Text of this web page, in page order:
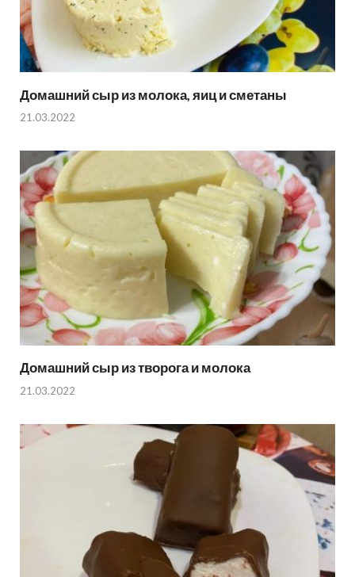
Домашний сыр из молока, яиц и сметаны
21.03.2022
Домашний сыр из творога и молока
21.03.2022